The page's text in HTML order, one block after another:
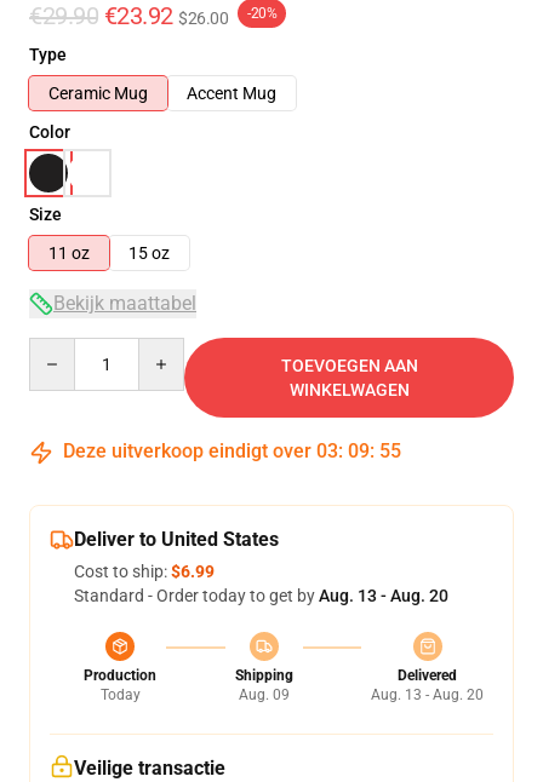
€29.90 €23.92 $26.00 -20%
Type
Ceramic Mug
Accent Mug
Color
Size
11 oz
15 oz
Bekijk maattabel
TOEVOEGEN AAN
WINKELWAGEN
Deze uitverkoop eindigt over 03: 09: 54
Deliver to United States
Cost to ship:$6.99
Standard - Order today to get byAug. 13 - Aug. 20
Production
Today
Shipping
Aug. 09
Delivered
Aug. 13 - Aug. 20
Veilige transactie